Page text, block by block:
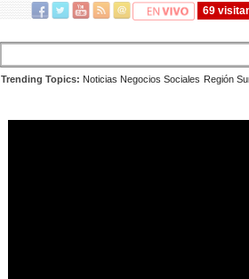
69
Trending Topics: Noticias Negocios Sociales Región